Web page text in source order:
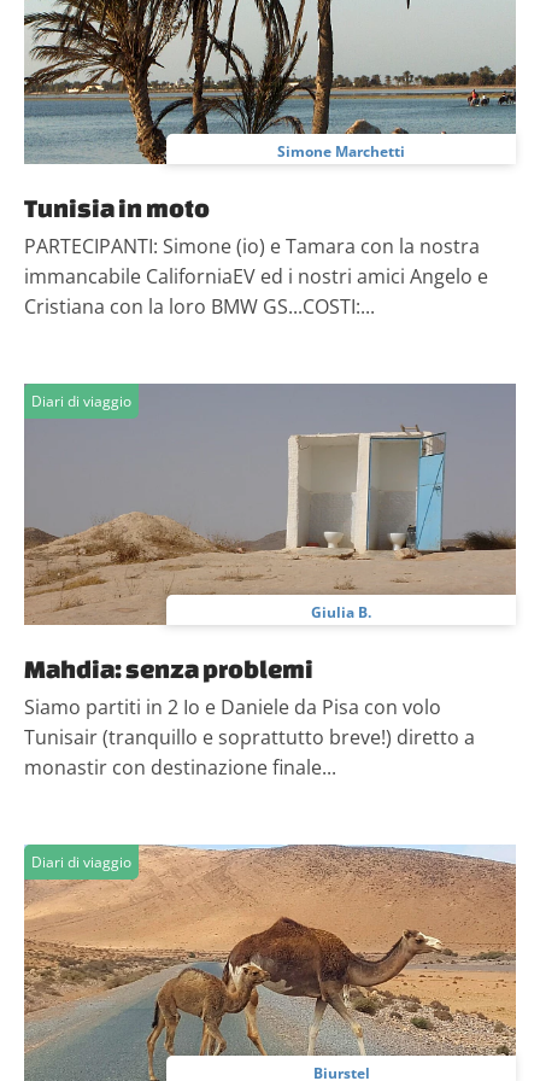
con altre informazioni che hai fornito loro o che hanno
raccolto dal tuo utilizzo dei loro servizi.
Simone Marchetti
Tunisia in moto
PARTECIPANTI: Simone (io) e Tamara con la nostra
immancabile CaliforniaEV ed i nostri amici Angelo e
Cristiana con la loro BMW GS...COSTI:...
Diari di viaggio
Giulia B.
Mahdia: senza problemi
Siamo partiti in 2 Io e Daniele da Pisa con volo
Tunisair (tranquillo e soprattutto breve!) diretto a
monastir con destinazione finale...
Diari di viaggio
Biurstel